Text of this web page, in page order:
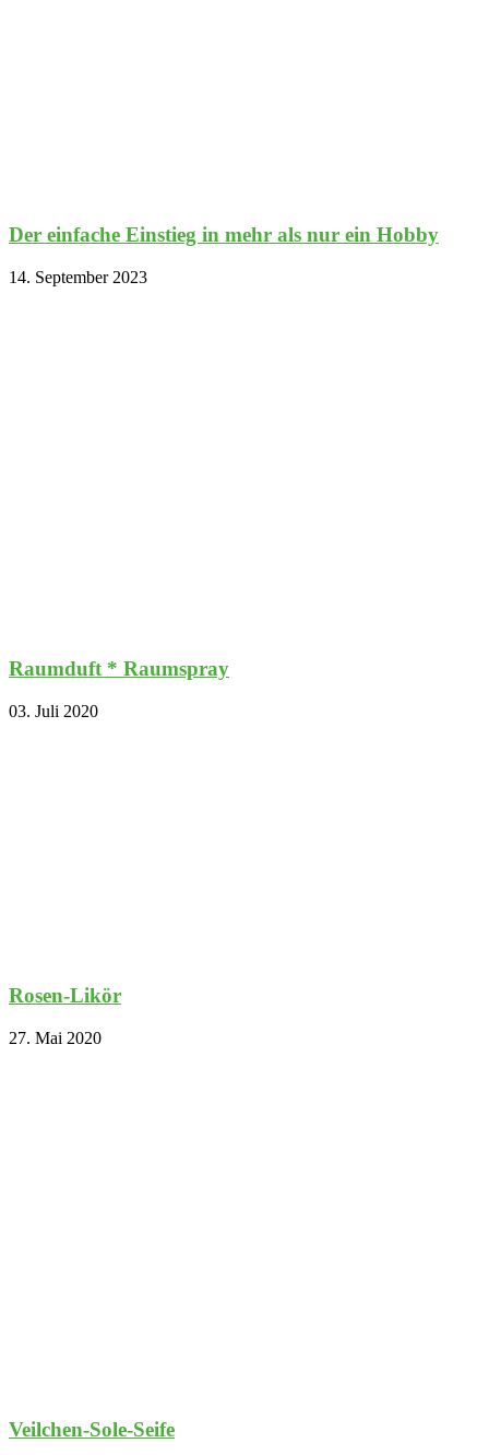
Der einfache Einstieg in mehr als nur ein Hobby
14. September 2023
Raumduft * Raumspray
03. Juli 2020
Rosen-Likör
27. Mai 2020
Veilchen-Sole-Seife